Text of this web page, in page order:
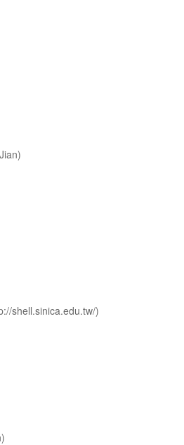
shell.sinica.edu.tw/)